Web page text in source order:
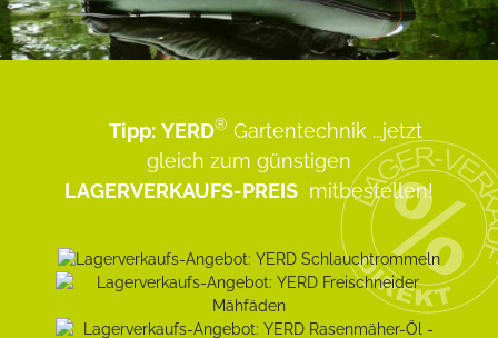
Tipp: YERD® Gartentechnik ...jetzt
gleich zum günstigen
LAGERVERKAUFS-PREIS mitbestellen!